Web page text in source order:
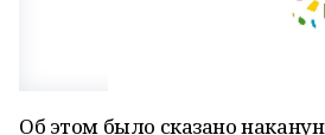
Об этом было сказано